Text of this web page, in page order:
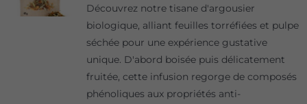
Découvrez notre tisane d'argousier
biologique, alliant feuilles torréfiées et pulpe
séchée pour une expérience gustative
unique. D'abord boisée puis délicatement
fruitée, cette infusion regorge de composés
phénoliques aux propriétés anti-